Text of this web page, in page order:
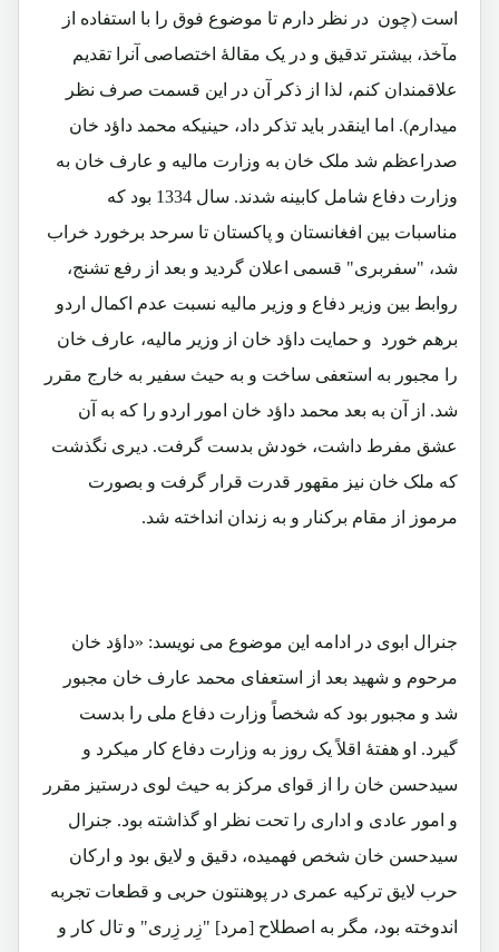
است (چون در نظر دارم تا موضوع فوق را با استفاده از
مآخذ، بیشتر تدقیق و در یک مقالۀ اختصاصی آنرا تقدیم
علاقمندان کنم، لذا از ذکر آن در این قسمت صرف نظر
میدارم). اما اینقدر باید تذکر داد، حینیکه محمد داؤد خان
صدراعظم شد ملک خان به وزارت مالیه و عارف خان به
وزارت دفاع شامل کابینه شدند. سال 1334 بود که
مناسبات بین افغانستان و پاکستان تا سرحد برخورد خراب
شد، "سفربری" قسمی اعلان گردید و بعد از رفع تشنج،
روابط بین وزیر دفاع و وزیر مالیه نسبت عدم اکمال اردو
برهم خورد و حمایت داؤد خان از وزیر مالیه، عارف خان
را مجبور به استعفی ساخت و به حیث سفیر به خارج مقرر
شد. از آن به بعد محمد داؤد خان امور اردو را که به آن
عشق مفرط داشت، خودش بدست گرفت. دیری نگذشت
که ملک خان نیز مقهور قدرت قرار گرفت و بصورت
مرموز از مقام برکنار و به زندان انداخته شد.
جنرال ابوی در ادامه این موضوع می نویسد: «داؤد خان
مرحوم و شهید بعد از استعفای محمد عارف خان مجبور
شد و مجبور بود که شخصاً وزارت دفاع ملی را بدست
گیرد. او هفتۀ اقلاً یک روز به وزارت دفاع کار میکرد و
سیدحسن خان را از قوای مرکز به حیث لوی درستیز مقرر
و امور عادی و اداری را تحت نظر او گذاشته بود. جنرال
سیدحسن خان شخص فهمیده، دقیق و لایق بود و ارکان
حرب لایق ترکیه عمری در پوهنتون حربی و قطعات تجربه
اندوخته بود، مگر به اصطلاح [مرد] "زِر زِری" و تال کار و